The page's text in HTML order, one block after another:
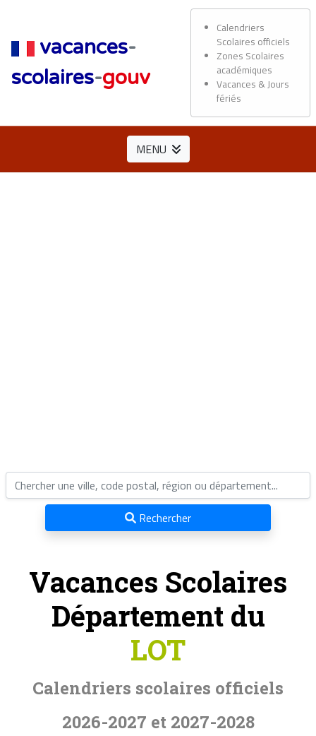
vacances-
scolaires-gouv
Calendriers
Scolaires officiels
Zones Scolaires
académiques
Vacances & Jours
fériés
MENU
Rechercher
Vacances Scolaires
Département du
LOT
Calendriers scolaires officiels
2026-2027 et 2027-2028